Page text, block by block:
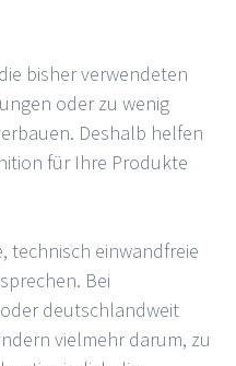
bisher verwendeten
oder zu wenig
Deshalb helfen
für Ihre Produkte
technisch einwandfreie
Bei
deutschlandweit
vielmehr darum, zu